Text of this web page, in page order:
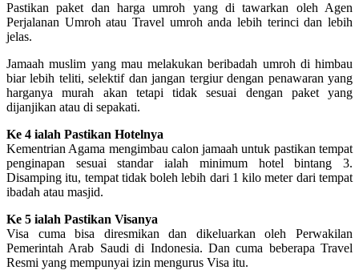
Pastikan paket dan harga umroh yang di tawarkan oleh Agen
Perjalanan Umroh atau Travel umroh anda lebih terinci dan lebih
jelas.
Jamaah muslim yang mau melakukan beribadah umroh di himbau
biar lebih teliti, selektif dan jangan tergiur dengan penawaran yang
harganya murah akan tetapi tidak sesuai dengan paket yang
dijanjikan atau di sepakati.
Ke 4 ialah Pastikan Hotelnya
Kementrian Agama mengimbau calon jamaah untuk pastikan tempat
penginapan sesuai standar ialah minimum hotel bintang 3.
Disamping itu, tempat tidak boleh lebih dari 1 kilo meter dari tempat
ibadah atau masjid.
Ke 5 ialah Pastikan Visanya
Visa cuma bisa diresmikan dan dikeluarkan oleh Perwakilan
Pemerintah Arab Saudi di Indonesia. Dan cuma beberapa Travel
Resmi yang mempunyai izin mengurus Visa itu.